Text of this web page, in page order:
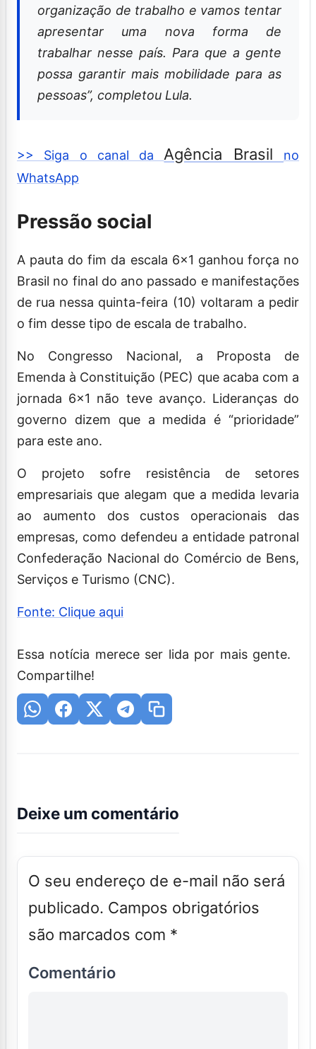
organização de trabalho e vamos tentar
apresentar uma nova forma de
trabalhar nesse país. Para que a gente
possa garantir mais mobilidade para as
pessoas”, completou Lula.
>> Siga o canal da Agência Brasil
no
WhatsApp
Pressão social
A pauta do fim da escala 6×1 ganhou força no
Brasil no final do ano passado e manifestações
de rua nessa quinta-feira (10) voltaram a pedir
o fim desse tipo de escala de trabalho.
No Congresso Nacional, a Proposta de
Emenda à Constituição (PEC) que acaba com a
jornada 6×1 não teve avanço. Lideranças do
governo dizem que a medida é “prioridade”
para este ano.
O projeto sofre resistência de setores
empresariais que alegam que a medida levaria
ao aumento dos custos operacionais das
empresas, como defendeu a entidade patronal
Confederação Nacional do Comércio de Bens,
Serviços e Turismo (CNC).
Fonte: Clique aqui
Essa notícia merece ser lida por mais gente.
Compartilhe!
Deixe um comentário
O seu endereço de e-mail não será
publicado. Campos obrigatórios
são marcados com *
Comentário